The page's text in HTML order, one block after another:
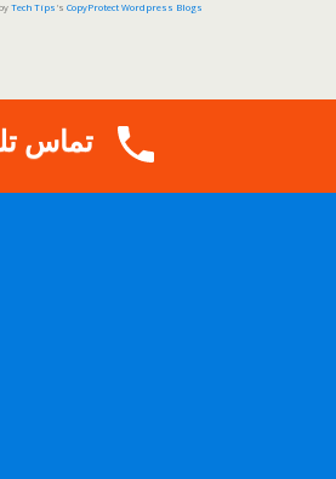
Tech Tips 's CopyProtect Wordpress Blogs
تماس